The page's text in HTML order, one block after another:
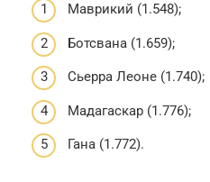
Маврикий (1.548);
Ботсвана (1.659);
Сьерра Леоне (1.740);
Мадагаскар (1.776);
Гана (1.772).